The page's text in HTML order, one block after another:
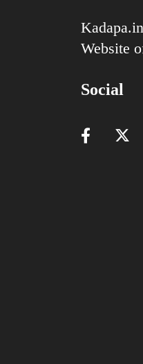
Website
Social